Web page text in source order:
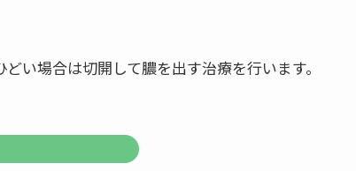
い場合は切開して膿を出す治療を行います。